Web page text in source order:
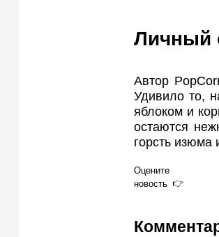
Личный
Автор
Удивило то,
яблоком и
остаются
горсть изюма
Оцените
новость